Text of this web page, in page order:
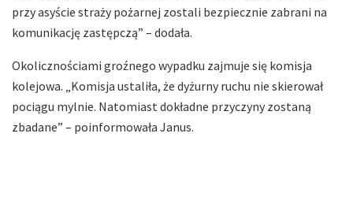
przy asyście straży pożarnej zostali bezpiecznie zabrani na
komunikację zastępczą” – dodała.
Okolicznościami groźnego wypadku zajmuje się komisja
kolejowa. „Komisja ustaliła, że dyżurny ruchu nie skierował
pociągu mylnie. Natomiast dokładne przyczyny zostaną
zbadane” – poinformowała Janus.